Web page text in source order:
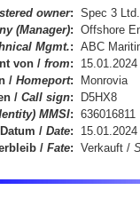
owner: Spec 3
(Manager): Offshore
Mgmt.: ABC
von /from:
15.01.2024
/ Homeport:
Monrovia
/ Call sign:
D5HX8
) MMSI: 636016811
/ Date:
15.01.2024
/ Fate: Verkauft /